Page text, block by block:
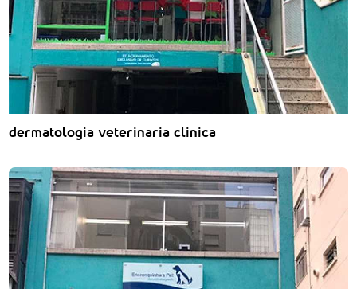
dermatologia veterinaria clinica